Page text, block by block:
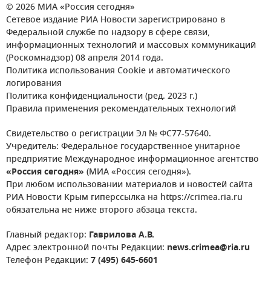
© 2026 МИА «Россия сегодня»
Сетевое издание РИА Новости зарегистрировано в
Федеральной службе по надзору в сфере связи,
информационных технологий и массовых коммуникаций
(Роскомнадзор) 08 апреля 2014 года.
Политика использования Cookie и автоматического
логирования
Политика конфиденциальности (ред. 2023 г.)
Правила применения рекомендательных технологий
Свидетельство о регистрации Эл № ФС77-57640.
Учредитель: Федеральное государственное унитарное
предприятие Международное информационное агентство
«Россия сегодня» (МИА «Россия сегодня»).
При любом использовании материалов и новостей сайта
РИА Новости Крым гиперссылка на https://crimea.ria.ru
обязательна не ниже второго абзаца текста.
Главный редактор: Гаврилова А.В.
Адрес электронной почты Редакции: news.crimea@ria.ru
Телефон Редакции: 7 (495) 645-6601